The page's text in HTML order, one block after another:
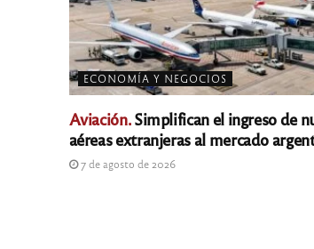
ECONOMÍA Y NEGOCIOS
Aviación.Simplifican el ingreso de
aéreas extranjeras al mercado
7 de agosto de 2026